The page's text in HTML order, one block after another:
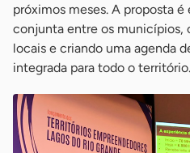
próximos meses. A proposta
conjunta entre os municípios,
locais e criando uma agenda
integrada para todo o território.